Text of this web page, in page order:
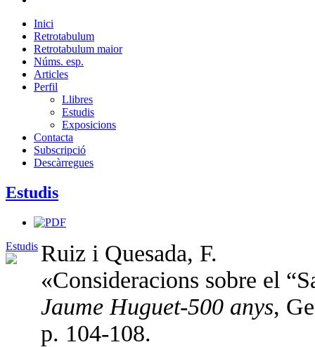
Inici
Retrotabulum
Retrotabulum maior
Núms. esp.
Articles
Perfil
Llibres
Estudis
Exposicions
Contacta
Subscripció
Descàrregues
Estudis
Estudis Ruiz i Quesada, F.
«Consideracions sobre el
Jaume Huguet-500 anys,
p. 104-108.